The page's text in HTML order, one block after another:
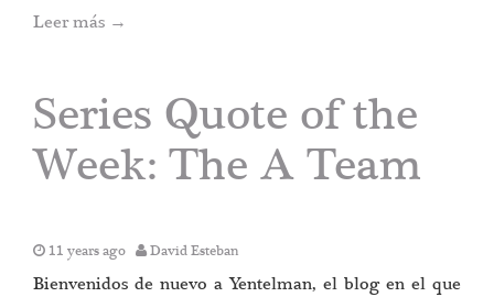
Leer más →
Series Quote of the
Week: The A Team
11 years ago David Esteban
Bienvenidos de nuevo a Yentelman, el blog en el que